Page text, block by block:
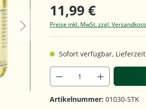
11,99 €
Preise inkl. MwSt. zzgl.
Sofort verfügbar,
Artikelnummer: 01030-STK